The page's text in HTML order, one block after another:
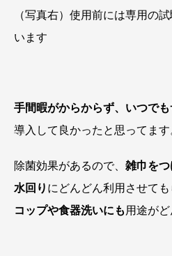
（写真右）使用前には専用の
います
手間暇がからからず、いつで
導入して良かったと思ってます
除菌効果があるので、 雑巾を
水回りにどんどん利用させても
コップや食器洗いにも用途がど